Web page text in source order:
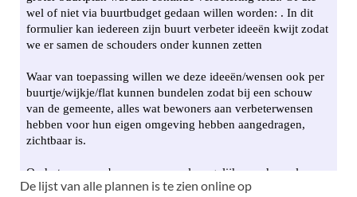
De lijst van alle plannen is te zien online op